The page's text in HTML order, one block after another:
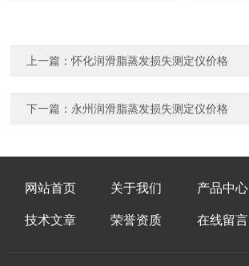
上一篇：怀化润滑脂蒸发损失测定仪价格
下一篇： 永州润滑脂蒸发损失测定仪价格
网站首页 关于我们 产品中心
技术文章 荣誉资质 在线留言